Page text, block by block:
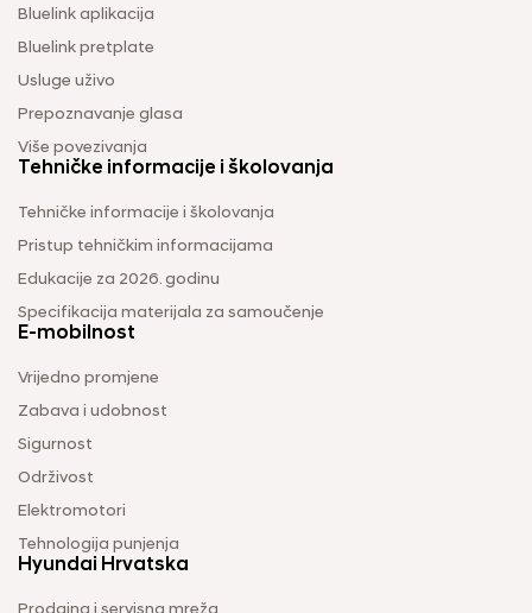
Bluelink aplikacija
Bluelink pretplate
Usluge uživo
Prepoznavanje glasa
Više povezivanja
Tehničke informacije i školovanja
Tehničke informacije i školovanja
Pristup tehničkim informacijama
Edukacije za 2026. godinu
Specifikacija materijala za samoučenje
E-mobilnost
Vrijedno promjene
Zabava i udobnost
Sigurnost
Održivost
Elektromotori
Tehnologija punjenja
Hyundai Hrvatska